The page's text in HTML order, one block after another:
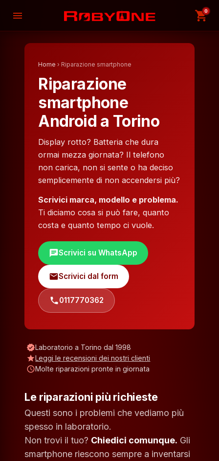
menu shopping_cart
0
Home › Riparazione smartphone
Riparazione
smartphone
Android a Torino
Display rotto? Batteria che dura
ormai mezza giornata? Il telefono
non carica, non si sente o ha deciso
semplicemente di non accendersi più?
Scrivici marca, modello e problema.
Ti diciamo cosa si può fare, quanto
costa e quanto tempo ci vuole.
chatScrivici su WhatsApp
mailScrivici dal form
phone0117770362
verifiedLaboratorio a Torino dal 1998
starLeggi le recensioni dei nostri clienti
scheduleMolte riparazioni pronte in giornata
Le riparazioni più richieste
Questi sono i problemi che vediamo più
spesso in laboratorio.
Non trovi il tuo? Chiedici comunque. Gli
smartphone riescono sempre a inventarsi